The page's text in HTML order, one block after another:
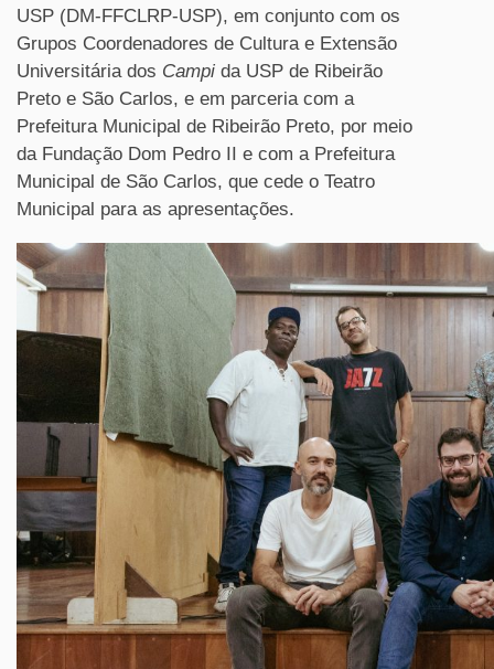
USP (DM-FFCLRP-USP), em conjunto com os
Grupos Coordenadores de Cultura e Extensão
Universitária dos Campi da USP de Ribeirão
Preto e São Carlos, e em parceria com a
Prefeitura Municipal de Ribeirão Preto, por meio
da Fundação Dom Pedro II e com a Prefeitura
Municipal de São Carlos, que cede o Teatro
Municipal para as apresentações.